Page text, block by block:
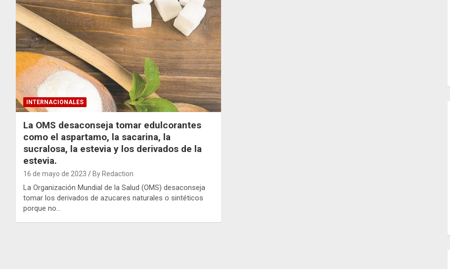
INTERNACIONALES
La OMS desaconseja tomar edulcorantes
como el aspartamo, la sacarina, la
sucralosa, la estevia y los derivados de la
estevia.
16 de mayo de 2023 By Redaction
La Organización Mundial de la Salud (OMS) desaconseja
tomar los derivados de azucares naturales o sintéticos
porque no…